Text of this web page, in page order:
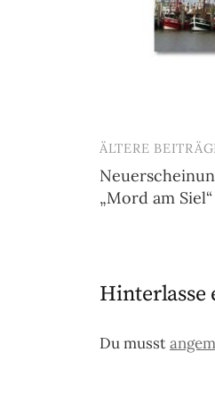
ÄLTERE
„Mord am Siel“
Hinterlasse
Du musst